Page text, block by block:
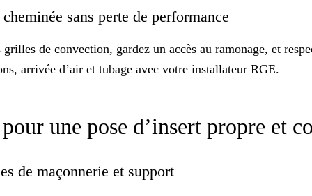
sans perte de performance
de convection, gardez un accès au ramonage, et
arrivée d’air et tubage avec votre installateur RGE.
une pose d’insert propre et
de maçonnerie et support